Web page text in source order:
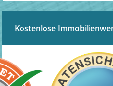
Kostenlose